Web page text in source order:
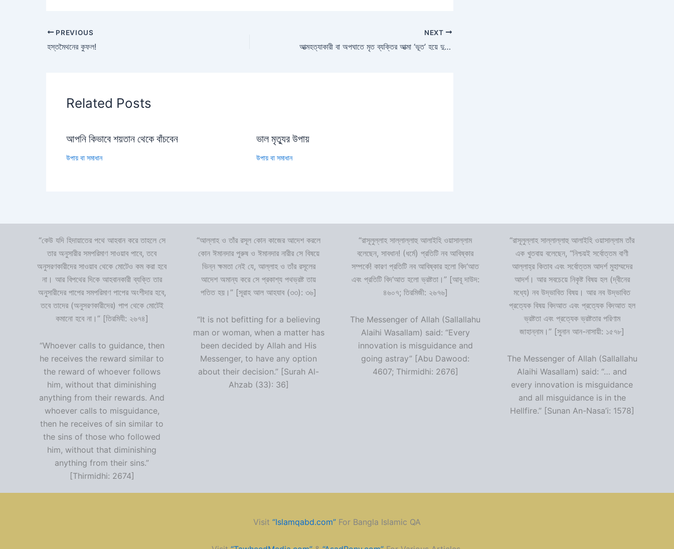
PREVIOUS
হস্তমৈথনের কুফল!
NEXT
আত্মহত্যাকারী বা অপঘাতে মৃত ব্যক্তির আত্মা ‘ভূত’ হয়ে দুনিয়াতে ঘুরে বেড়ায়, কথাটা কি সত্যি?
Related Posts
আপনি কিভাবে শয়তান থেকে বাঁচবেন
উপায় বা সমাধান
ভাল মৃত্যুর উপায়
উপায় বা সমাধান
“কেউ যদি হিদায়াতের পথে আহবান করে তাহলে সে
তার অনুসারীর সমপরিমাণ সাওয়াব পাবে, তবে
অনুসরণকারীদের সাওয়াব থেকে মোটেও কম করা হবে
না। আর বিপথের দিকে আহবানকারী ব্যক্তি তার
অনুসারীদের পাপের সমপরিমাণ পাপের অংশীদার হবে,
তবে তাদের (অনুসরণকারীদের) পাপ থেকে মোটেই
কমানো হবে না।” [তিরমিযী: ২৬৭৪]
“Whoever calls to guidance, then
he receives the reward similar to
the reward of whoever follows
him, without that diminishing
anything from their rewards. And
whoever calls to misguidance,
then he receives of sin similar to
the sins of those who followed
him, without that diminishing
anything from their sins.”
[Thirmidhi: 2674]
“আল্লাহ ও তাঁর রসূল কোন কাজের আদেশ করলে
কোন ঈমানদার পুরুষ ও ঈমানদার নারীর সে বিষয়ে
ভিন্ন ক্ষমতা নেই যে, আল্লাহ ও তাঁর রসূলের
আদেশ অমান্য করে সে প্রকাশ্য পথভ্রষ্ট তায়
পতিত হয়।” [সূরাহ আল আহযাব (৩৩): ৩৬]
“It is not befitting for a believing
man or woman, when a matter has
been decided by Allah and His
Messenger, to have any option
about their decision.” [Surah Al-
Ahzab (33): 36]
“রাসূলুল্লাহ সাল্লাল্লাহু আলাইহি ওয়াসাল্লাম
বলেছেন, সাবধান! (ধর্মে) প্রতিটি নব আবিষ্কার
সম্পর্কে! কারণ প্রতিটি নব আবিষ্কার হলো বিদ‘আত
এবং প্রতিটি বিদ‘আত হলো ভ্রষ্টতা।” [আবূ দাউদ:
৪৬০৭; তিরমিজী: ২৬৭৬]
The Messenger of Allah (Sallallahu
Alaihi Wasallam) said: “Every
innovation is misguidance and
going astray” [Abu Dawood:
4607; Thirmidhi: 2676]
“রাসূলুল্লাহ সাল্লাল্লাহু আলাইহি ওয়াসাল্লাম তাঁর
এক খুতবায় বলেছেন, “নিশ্চয়ই সর্বোত্তম বাণী
আল্লাহ্‌র কিতাব এবং সর্বোত্তম আদর্শ মুহাম্মদের
আদর্শ। আর সবচেয়ে নিকৃষ্ট বিষয় হল (দ্বীনের
মধ্যে) নব উদ্ভাবিত বিষয়। আর নব উদ্ভাবিত
প্রত্যেক বিষয় বিদআত এবং প্রত্যেক বিদআত হল
ভ্রষ্টতা এবং প্রত্যেক ভ্রষ্টতার পরিণাম
জাহান্নাম।” [সুনান আন-নাসায়ী: ১৫৭৮]
The Messenger of Allah (Sallallahu
Alaihi Wasallam) said: “… and
every innovation is misguidance
and all misguidance is in the
Hellfire.” [Sunan An-Nasa’i: 1578]
Visit “Islamqabd.com” For Bangla Islamic QA